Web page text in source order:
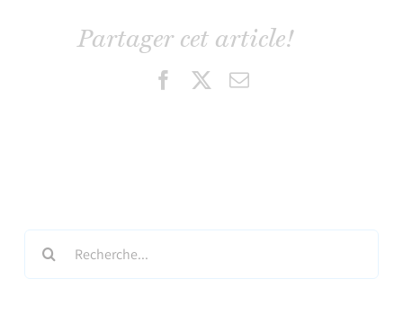
Partager cet article!
FacebookEmail
Search
for: